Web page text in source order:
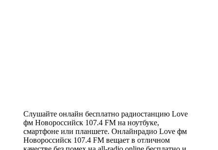
Слушайте онлайн бесплатно радиостанцию Love
фм Новороссийск 107.4 FM на ноутбуке,
смартфоне или планшете. Онлайнрадио Love фм
Новороссийск 107.4 FM вещает в отличном